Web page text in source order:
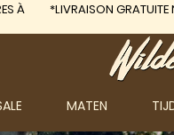
MATEN
À
*LIVRAISON GRATUITE